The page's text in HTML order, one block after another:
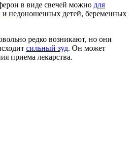
в виде свечей можно для
и недоношенных детей, беременных
редко возникают, но они
сильный зуд. Он может
приема лекарства.